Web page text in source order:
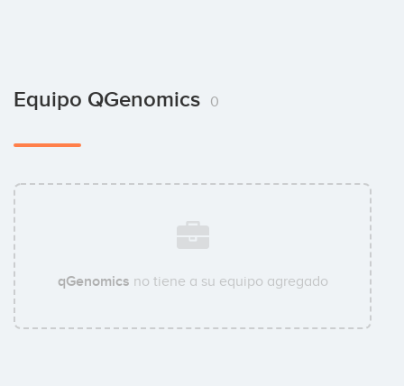
Equipo QGenomics 0
qGenomics no tiene a su equipo agregado